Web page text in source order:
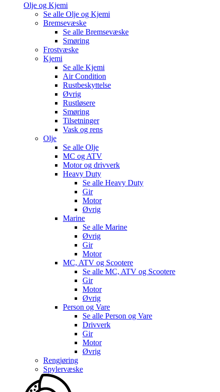
Olje og Kjemi
Se alle Olje og Kjemi
Bremsevæske
Se alle Bremsevæske
Smøring
Frostvæske
Kjemi
Se alle Kjemi
Air Condition
Rustbeskyttelse
Øvrig
Rustløsere
Smøring
Tilsetninger
Vask og rens
Olje
Se alle Olje
MC og ATV
Motor og drivverk
Heavy Duty
Se alle Heavy Duty
Gir
Motor
Øvrig
Marine
Se alle Marine
Øvrig
Gir
Motor
MC, ATV og Scootere
Se alle MC, ATV og Scootere
Gir
Motor
Øvrig
Person og Vare
Se alle Person og Vare
Drivverk
Gir
Motor
Øvrig
Rengjøring
Spylervæske